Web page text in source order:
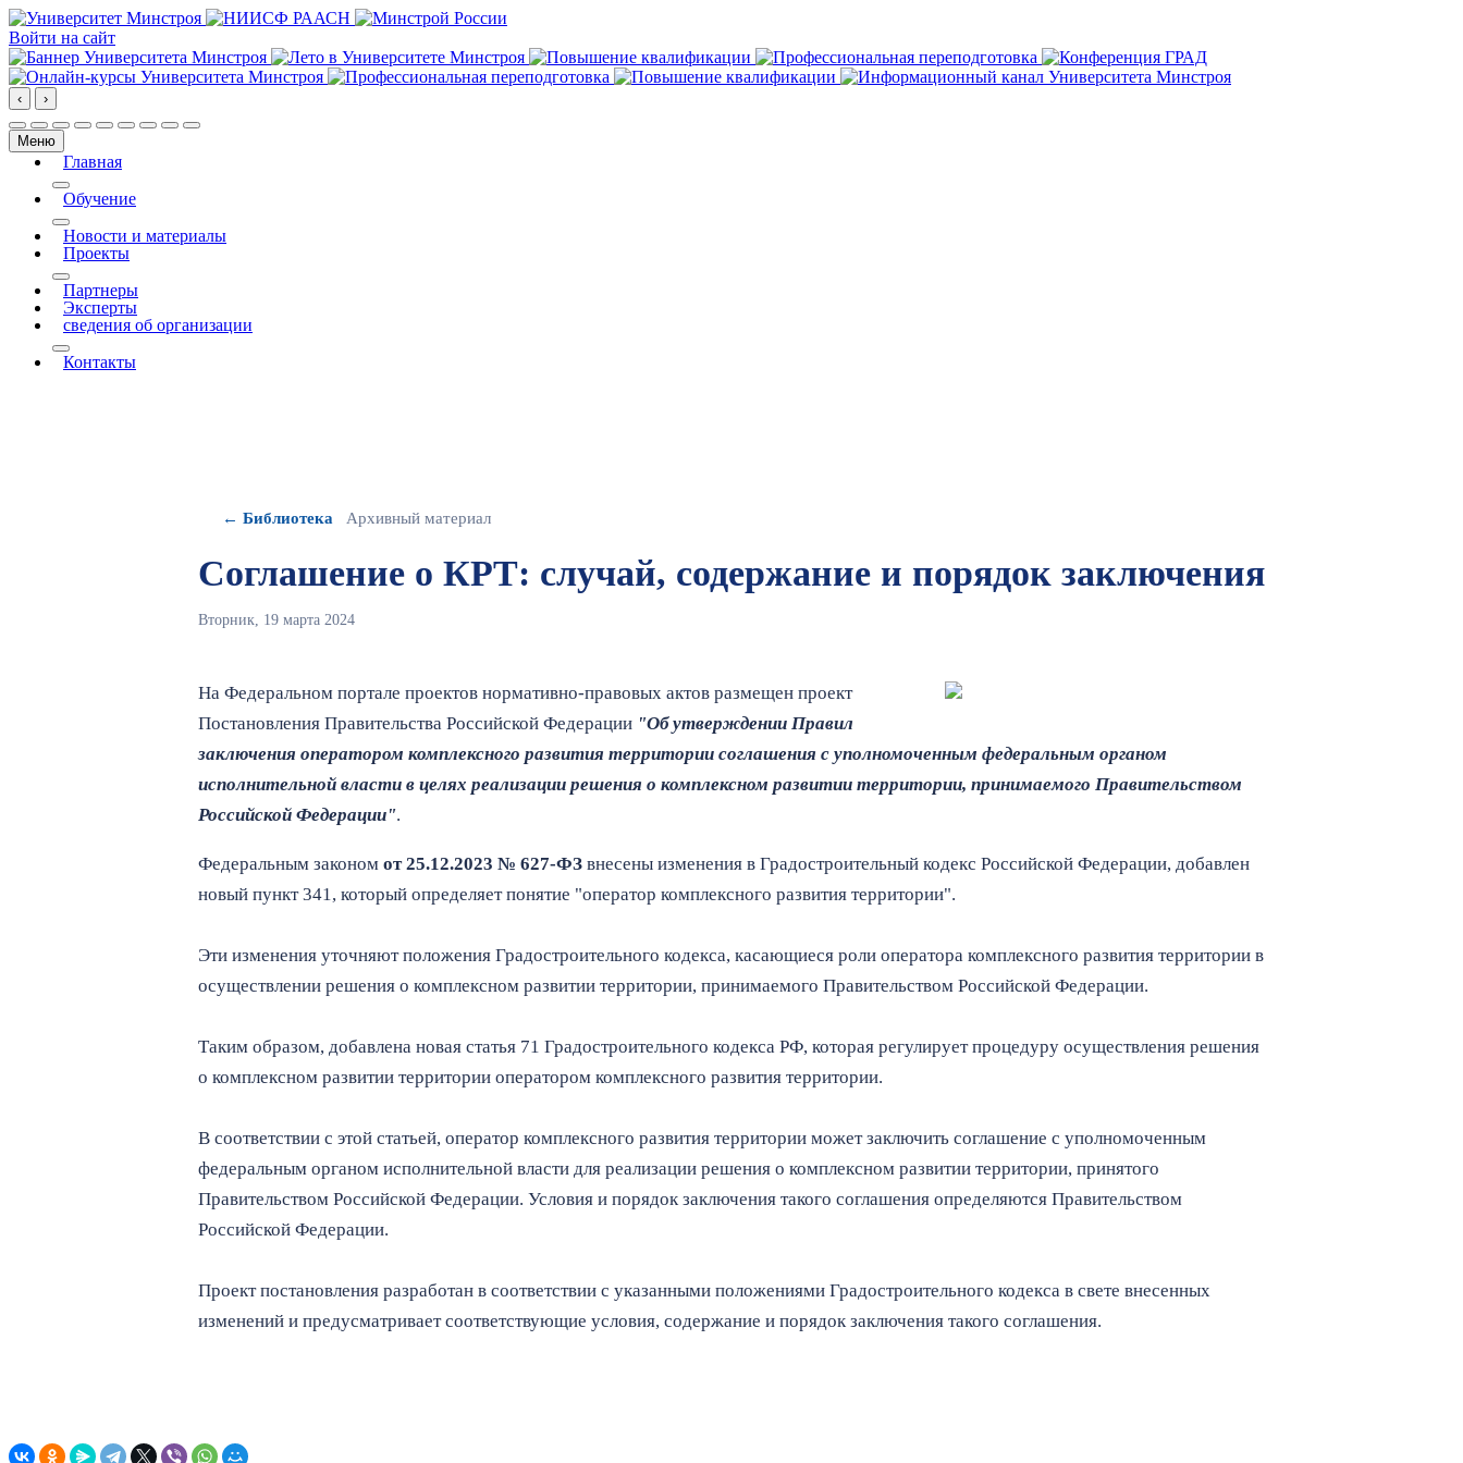
Войти на сайт
‹ ›
Меню
Главная
More about: Главная
Обучение
More about: Обучение
Новости и материалы
Проекты
More about: Проекты
Партнеры
Эксперты
сведения об организации
More about: сведения об организации
Контакты
← Библиотека Архивный материал
Соглашение о КРТ: случай, содержание и порядок заключения
Вторник, 19 марта 2024
На Федеральном портале проектов нормативно-правовых актов размещен проект
Постановления Правительства Российской Федерации "Об утверждении Правил
заключения оператором комплексного развития территории соглашения с уполномоченным федеральным органом
исполнительной власти в целях реализации решения о комплексном развитии территории, принимаемого Правительством
Российской Федерации".
Федеральным законом от 25.12.2023 № 627-ФЗ внесены изменения в Градостроительный кодекс Российской Федерации, добавлен
новый пункт 341, который определяет понятие "оператор комплексного развития территории".
Эти изменения уточняют положения Градостроительного кодекса, касающиеся роли оператора комплексного развития территории в
осуществлении решения о комплексном развитии территории, принимаемого Правительством Российской Федерации.
Таким образом, добавлена новая статья 71 Градостроительного кодекса РФ, которая регулирует процедуру осуществления решения
о комплексном развитии территории оператором комплексного развития территории.
В соответствии с этой статьей, оператор комплексного развития территории может заключить соглашение с уполномоченным
федеральным органом исполнительной власти для реализации решения о комплексном развитии территории, принятого
Правительством Российской Федерации. Условия и порядок заключения такого соглашения определяются Правительством
Российской Федерации.
Проект постановления разработан в соответствии с указанными положениями Градостроительного кодекса в свете внесенных
изменений и предусматривает соответствующие условия, содержание и порядок заключения такого соглашения.